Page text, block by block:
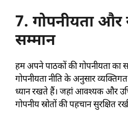
7. गोपनीयता और
सम्मान
हम अपने पाठकों की गोपनीयता का
गोपनीयता नीति के अनुसार व्यक्तिगत
ध्यान रखते हैं। जहां आवश्यक और
गोपनीय स्रोतों की पहचान सुरक्षित